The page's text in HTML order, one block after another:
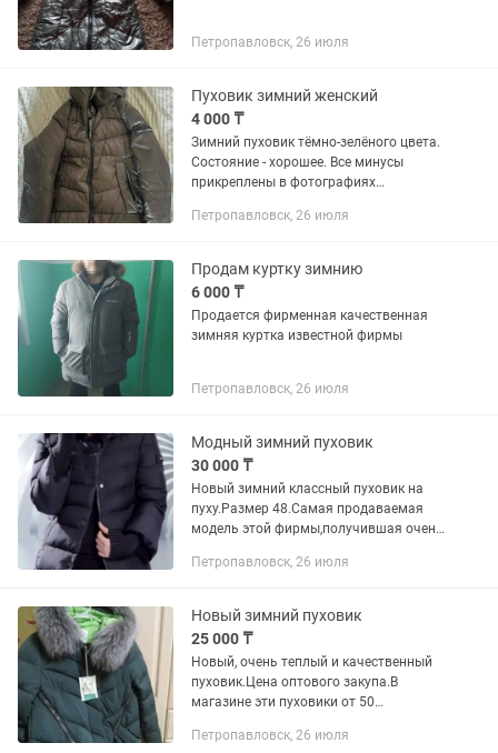
Петропавловск, 26 июля
Пуховик зимний женский
4 000 ₸
Зимний пуховик тёмно-зелёного цвета.
Состояние - хорошее. Все минусы
прикреплены в фотографиях
красивом состоянии бирка на рукаве;
можно...
Петропавловск, 26 июля
Продам куртку зимнию
6 000 ₸
Продается фирменная качественная
зимняя куртка известной фирмы
Петропавловск, 26 июля
Модный зимний пуховик
30 000 ₸
Новый зимний классный пуховик на
пуху.Размер 48.Самая продаваемая
модель этой фирмы,получившая очень
миру.Удобно,модно,тепло
Петропавловск, 26 июля
Новый зимний пуховик
25 000 ₸
Новый, очень теплый и качественный
пуховик.Цена оптового закупа.В
магазине эти пуховики от 50
Петропавловск, 26 июля